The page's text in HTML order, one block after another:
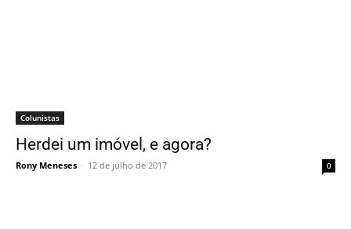
Colunistas
Herdei um imóvel, e agora?
Rony Meneses - 12 de julho de 2017 0